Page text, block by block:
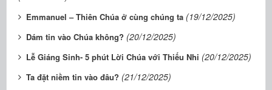
Emmanuel – Thiên Chúa ở cùng chúng ta (19/12/2025)
Dám tin vào Chúa không? (20/12/2025)
Lễ Giáng Sinh- 5 phút Lời Chúa với Thiếu Nhi (20/12/2025)
Ta đặt niềm tin vào đâu? (21/12/2025)